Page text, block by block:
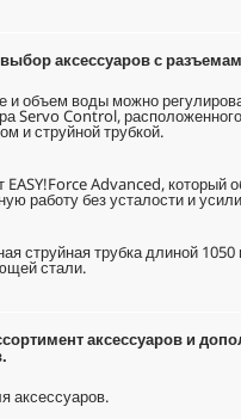
аксессуаров с
и объем воды можно
Servo Control,
и струйной трубкой.
EASY!ForceAdvanced, который
работу без усталости и
струйная трубка длиной
стали.
аксессуаров и
аксессуаров.